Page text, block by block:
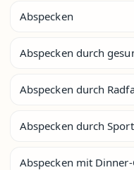
Abspecken
Abspecken durch
Abspecken durch
Abspecken durch Sport
Abspecken mit